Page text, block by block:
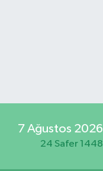
7 Ağustos 2026
24 Safer 1448